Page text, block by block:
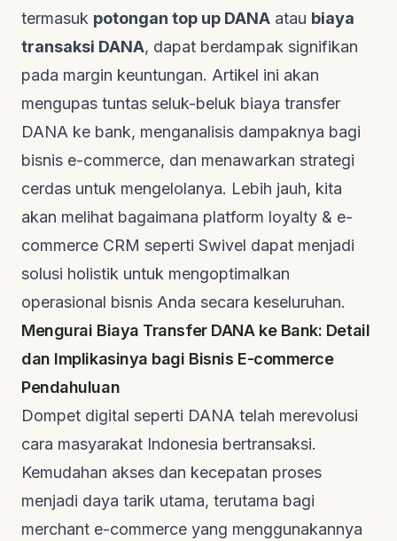
termasuk potongan top up DANA atau biaya
transaksi DANA, dapat berdampak signifikan
pada margin keuntungan. Artikel ini akan
mengupas tuntas seluk-beluk biaya transfer
DANA ke bank, menganalisis dampaknya bagi
bisnis e-commerce, dan menawarkan strategi
cerdas untuk mengelolanya. Lebih jauh, kita
akan melihat bagaimana platform loyalty & e-
commerce CRM seperti Swivel dapat menjadi
solusi holistik untuk mengoptimalkan
operasional bisnis Anda secara keseluruhan.
Mengurai Biaya Transfer DANA ke Bank: Detail
dan Implikasinya bagi Bisnis E-commerce
Pendahuluan
Dompet digital seperti DANA telah merevolusi
cara masyarakat Indonesia bertransaksi.
Kemudahan akses dan kecepatan proses
menjadi daya tarik utama, terutama bagi
merchant e-commerce yang menggunakannya